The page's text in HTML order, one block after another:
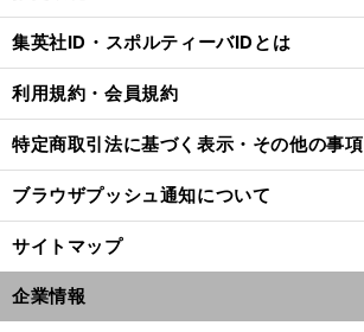
集英社ID・スポルティーバIDとは
利用規約・会員規約
特定商取引法に基づく表示・その他の事項
ブラウザプッシュ通知について
サイトマップ
企業情報